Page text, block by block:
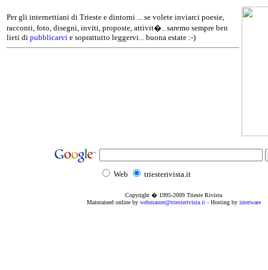
Per gli internettiani di Trieste e dintorni ... se volete inviarci poesie,
racconti, foto, disegni, inviti, proposte, attivit�.. saremo sempre ben
lieti di pubblicarvi e soprattutto leggervi... buona estate :-)
Web triesterivista.it
Copyright � 1995-2009 Trieste Rivista
Maintained online by webmaster@triesterivista.it- Hosting by interware